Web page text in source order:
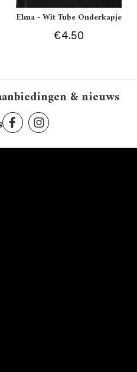
Elma - Wit Tube Onderkapje
€4.50
& nieuws